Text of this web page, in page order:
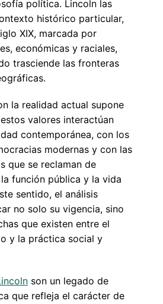
política. Lincoln las
histórico particular,
XIX, marcada por
económicas y raciales,
trasciende las fronteras
la realidad actual supone
valores interactúan
contemporánea, con los
modernas y con las
que se reclaman de
función pública y la vida
sentido, el análisis
no solo su vigencia, sino
que existen entre el
y la práctica social y
son un legado de
que refleja el carácter de